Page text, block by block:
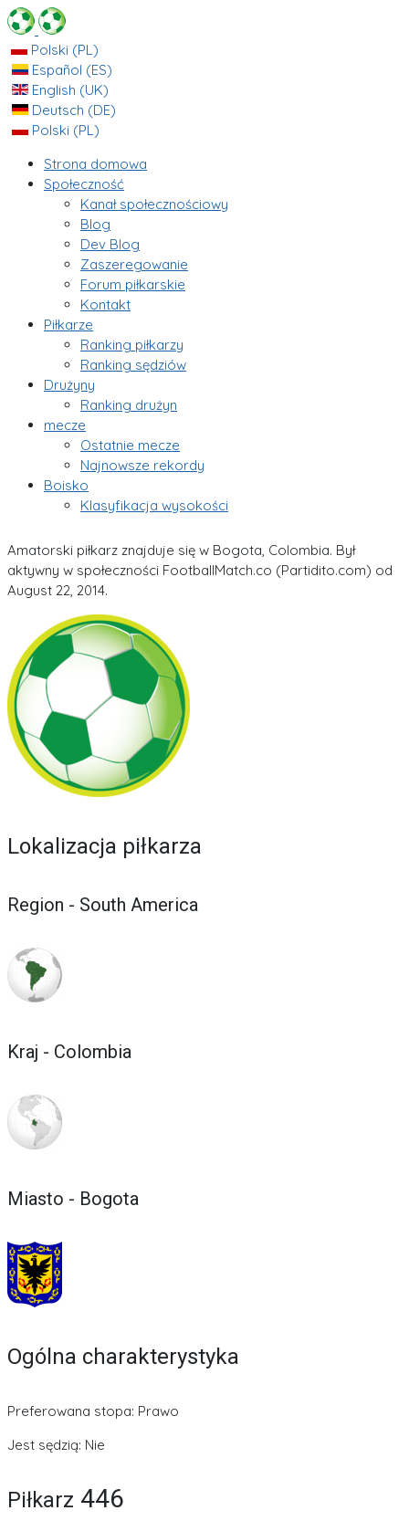
Polski (PL)
Español (ES)
English (UK)
Deutsch (DE)
Polski (PL)
Strona domowa
Społeczność
Kanał społecznościowy
Blog
Dev Blog
Zaszeregowanie
Forum piłkarskie
Kontakt
Piłkarze
Ranking piłkarzy
Ranking sędziów
Drużyny
Ranking drużyn
mecze
Ostatnie mecze
Najnowsze rekordy
Boisko
Klasyfikacja wysokości
Amatorski piłkarz znajduje się w Bogota, Colombia. Był
aktywny w społeczności FootballMatch.co (Partidito.com) od
August 22, 2014.
Lokalizacja piłkarza
Region - South America
Kraj - Colombia
Miasto - Bogota
Ogólna charakterystyka
Preferowana stopa: Prawo
Jest sędzią: Nie
Piłkarz 446